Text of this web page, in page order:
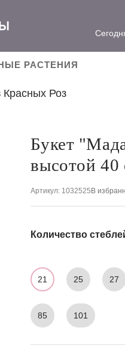
РАСТЕНИЯ
Красных Роз
Букет
высотой 40
Артикул: 1032525 В
Количество
21 25 27
85 101